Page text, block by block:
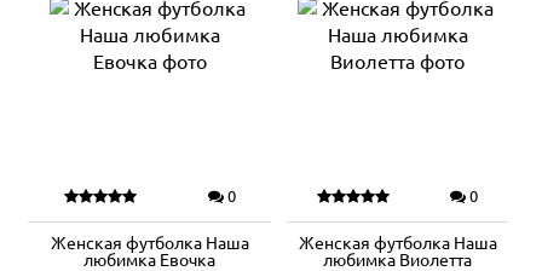
0
Женская футболка Наша
любимка Евочка
0
Женская футболка Наша
любимка Виолетта